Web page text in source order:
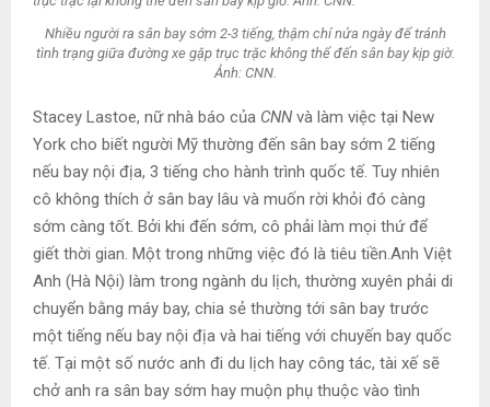
Nhiều người ra sân bay sớm 2-3 tiếng, thậm chí nửa ngày để tránh
tình trạng giữa đường xe gặp trục trặc không thể đến sân bay kịp giờ.
Ảnh: CNN.
Stacey Lastoe, nữ nhà báo của CNNvà làm việc tại New
York cho biết người Mỹ thường đến sân bay sớm 2 tiếng
nếu bay nội địa, 3 tiếng cho hành trình quốc tế. Tuy nhiên
cô không thích ở sân bay lâu và muốn rời khỏi đó càng
sớm càng tốt. Bởi khi đến sớm, cô phải làm mọi thứ để
giết thời gian. Một trong những việc đó là tiêu tiền.Anh Việt
Anh (Hà Nội) làm trong ngành du lịch, thường xuyên phải di
chuyển bằng máy bay, chia sẻ thường tới sân bay trước
một tiếng nếu bay nội địa và hai tiếng với chuyến bay quốc
tế. Tại một số nước anh đi du lịch hay công tác, tài xế sẽ
chở anh ra sân bay sớm hay muộn phụ thuộc vào tình